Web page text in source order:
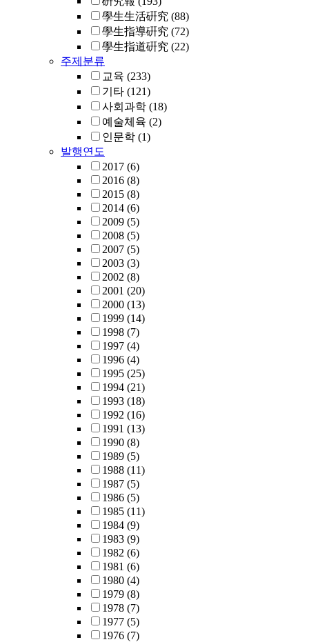
學生生活硏究 (88)
學生指導硏究 (72)
學生指道硏究 (22)
주제분류
교육 (233)
기타 (121)
사회과학 (18)
예술체육 (2)
인문학 (1)
발행연도
2017 (6)
2016 (8)
2015 (8)
2014 (6)
2009 (5)
2008 (5)
2007 (5)
2003 (3)
2002 (8)
2001 (20)
2000 (13)
1999 (14)
1998 (7)
1997 (4)
1996 (4)
1995 (25)
1994 (21)
1993 (18)
1992 (16)
1991 (13)
1990 (8)
1989 (5)
1988 (11)
1987 (5)
1986 (5)
1985 (11)
1984 (9)
1983 (9)
1982 (6)
1981 (6)
1980 (4)
1979 (8)
1978 (7)
1977 (5)
1976 (7)